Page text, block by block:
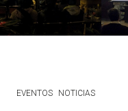
EVENTOS NOTICIAS